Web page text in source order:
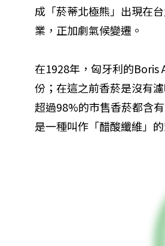
成「菸蒂北極熊」出現在
業，正加劇氣候變遷。
在1928年，匈牙利的Boris
份；在這之前香菸是沒有
超過98%的市售香菸都含
是一種叫作「醋酸纖維」